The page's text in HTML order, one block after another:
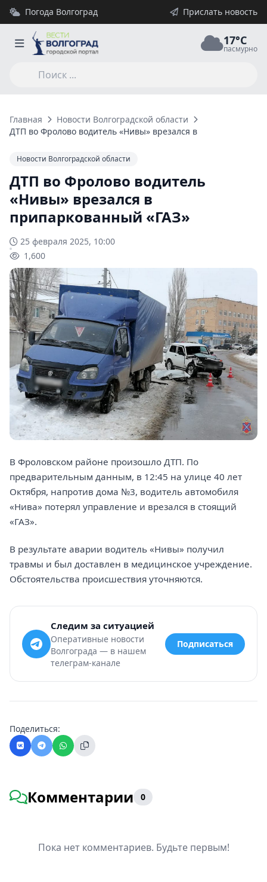
Погода Волгоград Прислать новость
17°C
пасмурно
Главная
Новости Волгоградской области
ДТП во Фролово водитель «Нивы» врезался в
Новости Волгоградской области
ДТП во Фролово водитель
«Нивы» врезался в
припаркованный «ГАЗ»
25 февраля 2025, 10:00
1,600
В Фроловском районе произошло ДТП. По
предварительным данным, в 12:45 на улице 40 лет
Октября, напротив дома №3, водитель автомобиля
«Нива» потерял управление и врезался в стоящий
«ГАЗ».
В результате аварии водитель «Нивы» получил
травмы и был доставлен в медицинское учреждение.
Обстоятельства происшествия уточняются.
Следим за ситуацией
Оперативные новости
Волгограда — в нашем
телеграм-канале
Подписаться
Поделиться:
Комментарии 0
Пока нет комментариев. Будьте первым!